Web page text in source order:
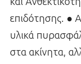
επιδότησης. ●
υλικά
στα ακίνητα,